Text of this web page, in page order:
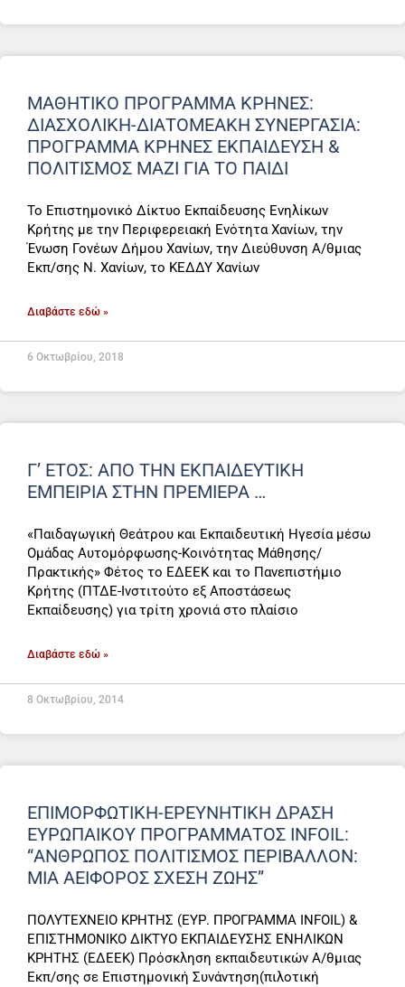
ΜΑΘΗΤΙΚΟ ΠΡΟΓΡΑΜΜΑ ΚΡΗΝΕΣ:
ΔΙΑΣΧΟΛΙΚΗ-ΔΙΑΤΟΜΕΑΚΗ ΣΥΝΕΡΓΑΣΙΑ:
ΠΡΟΓΡΑΜΜΑ ΚΡΗΝΕΣ ΕΚΠΑΙΔΕΥΣΗ &
ΠΟΛΙΤΙΣΜΟΣ ΜΑΖΙ ΓΙΑ ΤΟ ΠΑΙΔΙ
Το Επιστημονικό Δίκτυο Εκπαίδευσης Ενηλίκων
Κρήτης με την Περιφερειακή Ενότητα Χανίων, την
Ένωση Γονέων Δήμου Χανίων, την Διεύθυνση Α/θμιας
Εκπ/σης Ν. Χανίων, το ΚΕΔΔΥ Χανίων
Διαβάστε εδώ »
6 Οκτωβρίου, 2018
Γ’ ΕΤΟΣ: ΑΠΟ ΤΗΝ ΕΚΠΑΙΔΕΥΤΙΚΗ
ΕΜΠΕΙΡΙΑ ΣΤΗΝ ΠΡΕΜΙΕΡΑ …
«Παιδαγωγική Θεάτρου και Εκπαιδευτική Ηγεσία μέσω
Ομάδας Αυτομόρφωσης-Κοινότητας Μάθησης/
Πρακτικής» Φέτος το ΕΔΕΕΚ και το Πανεπιστήμιο
Κρήτης (ΠΤΔΕ-Ινστιτούτο εξ Αποστάσεως
Εκπαίδευσης) για τρίτη χρονιά στο πλαίσιο
Διαβάστε εδώ »
8 Οκτωβρίου, 2014
ΕΠΙΜΟΡΦΩΤΙΚΗ-ΕΡΕΥΝΗΤΙΚΗ ΔΡΑΣΗ
ΕΥΡΩΠΑΙΚΟΥ ΠΡΟΓΡΑΜΜΑΤΟΣ INFOIL:
“ΑΝΘΡΩΠΟΣ ΠΟΛΙΤΙΣΜΟΣ ΠΕΡΙΒΑΛΛΟΝ:
ΜΙΑ ΑΕΙΦΟΡΟΣ ΣΧΕΣΗ ΖΩΗΣ”
ΠΟΛΥΤΕΧΝΕΙΟ ΚΡΗΤΗΣ (ΕΥΡ. ΠΡΟΓΡΑΜΜΑ INFOIL) &
ΕΠΙΣΤΗΜΟΝΙΚΟ ΔΙΚΤΥΟ ΕΚΠΑΙΔΕΥΣΗΣ ΕΝΗΛΙΚΩΝ
ΚΡΗΤΗΣ (ΕΔΕΕΚ) Πρόσκληση εκπαιδευτικών Α/θμιας
Εκπ/σης σε Επιστημονική Συνάντηση(πιλοτική